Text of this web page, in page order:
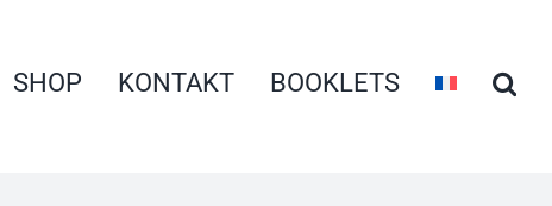
SHOP KONTAKT BOOKLETS